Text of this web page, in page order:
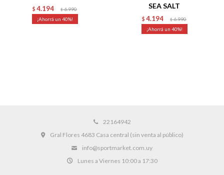
$ 4.194 $ 6.990
40
SEA SALT
$ 4.194 $ 6.990
40
22164942
Gral Flores 4683 Casa central (sin venta al público)
info@sportmarket.com.uy
Lunes a Viernes 10:00 a 17:30